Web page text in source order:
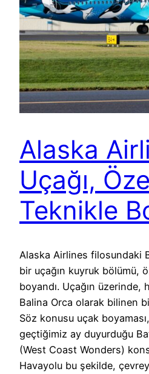
Alaska
Uçağı,
Teknikle
Alaska Airlines filosundaki
bir uçağın kuyruk bölümü,
boyandı. Uçağın üzerinde,
Balina Orca olarak bilinen
Söz konusu uçak
geçtiğimiz ay duyurduğu
(West Coast Wonders)
Havayolu bu şekilde,